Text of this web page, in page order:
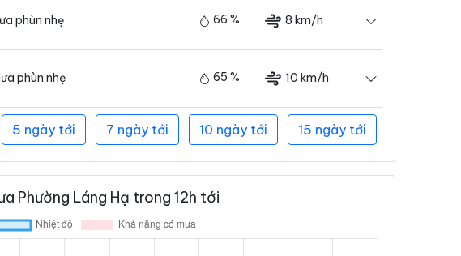
phùn nhẹ 66 % 8 km/h
phùn nhẹ 65 % 10 km/h
5 ngày tới 7 ngày tới 10 ngày tới 15 ngày tới
Phường Láng Hạ trong 12h tới